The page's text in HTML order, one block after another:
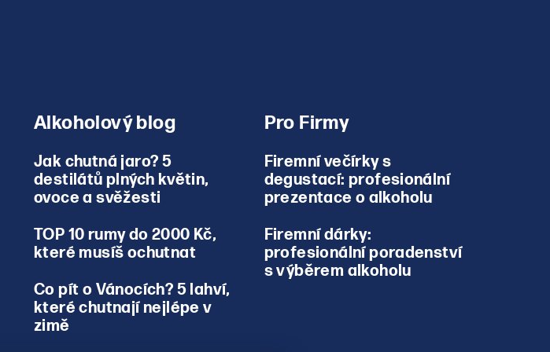
Alkoholový blog
Jak chutná jaro? 5
destilátů plných květin,
ovoce a svěžesti
TOP 10 rumy do 2000 Kč,
které musíš ochutnat
Co pít o Vánocích? 5 lahví,
které chutnají nejlépe v
zimě
Pro Firmy
Firemní večírky s
degustací: profesionální
prezentace o alkoholu
Firemní dárky:
profesionální poradenství
s výběrem alkoholu